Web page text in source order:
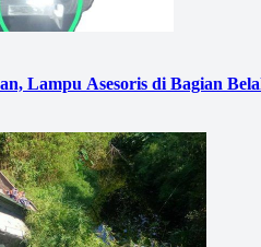
Lampu Asesoris di Bagian